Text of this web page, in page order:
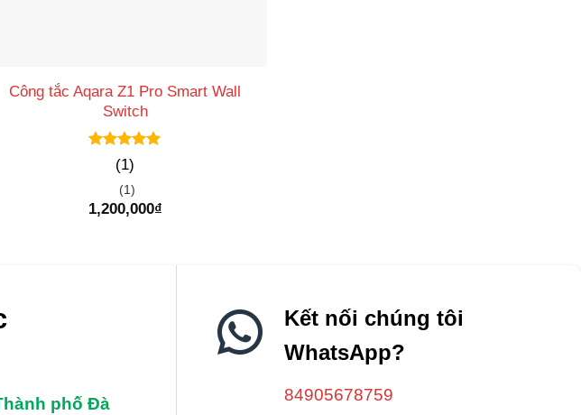
Công tắc Aqara Z1 Pro Smart Wall
Switch
Được xếp
hạng55
(1)
(1)
1,200,000₫
phố Đà
Kết nối chúng tôi
WhatsApp?
84905678759